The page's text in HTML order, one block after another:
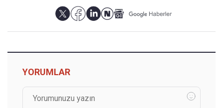
YORUMLAR